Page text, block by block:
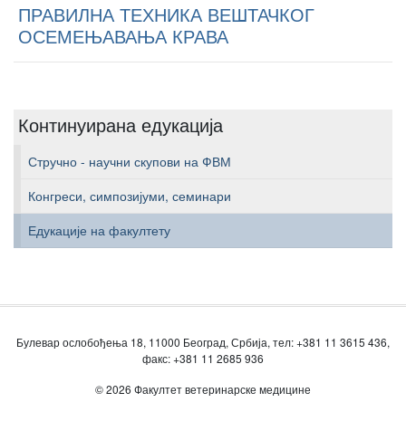
Континуирана едукација
Стручно - научни скупови на ФВМ
Конгреси, симпозијуми, семинари
Едукације на факултету
ПРАВИЛНА ТЕХНИКА ВЕШТАЧКОГ
ОСЕМЕЊАВАЊА КРАВА
Булевар ослобођења 18, 11000 Београд, Србија, тел: +381 11 3615 436,
факс: +381 11 2685 936
© 2026 Факултет ветеринарске медицине